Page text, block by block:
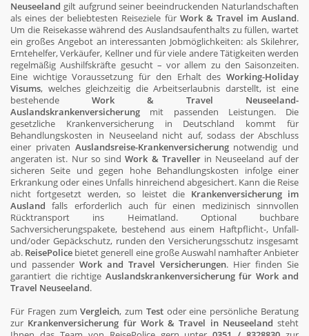
Neuseeland gilt aufgrund seiner beeindruckenden Naturlandschaften
als eines der beliebtesten Reiseziele für Work & Travel im Ausland.
Um die Reisekasse während des Auslandsaufenthalts zu füllen, wartet
ein großes Angebot an interessanten Jobmöglichkeiten: als Skilehrer,
Erntehelfer, Verkäufer, Kellner und für viele andere Tätigkeiten werden
regelmäßig Aushilfskräfte gesucht – vor allem zu den Saisonzeiten.
Eine wichtige Voraussetzung für den Erhalt des Working-Holiday
Visums, welches gleichzeitig die Arbeitserlaubnis darstellt, ist eine
bestehende Work & Travel Neuseeland-
Auslandskrankenversicherung mit passenden Leistungen. Die
gesetzliche Krankenversicherung in Deutschland kommt für
Behandlungskosten in Neuseeland nicht auf, sodass der Abschluss
einer privaten Auslandsreise-Krankenversicherungnotwendig und
angeraten ist. Nur so sindWork & Travellerin Neuseeland auf der
sicheren Seite und gegen hohe Behandlungskosten infolge einer
Erkrankung oder eines Unfalls hinreichend abgesichert. Kann die Reise
nicht fortgesetzt werden, so leistet die Krankenversicherung im
Ausland falls erforderlich auch für einen medizinisch sinnvollen
Rücktransport ins Heimatland. Optional buchbare
Sachversicherungspakete, bestehend aus einem Haftpflicht-, Unfall-
und/oder Gepäckschutz, runden den Versicherungsschutz insgesamt
ab. ReisePolice bietet generell eine große Auswahl namhafter Anbieter
und passender Work and Travel Versicherungen. Hier finden Sie
garantiert die richtige Auslandskrankenversicherung für Work and
Travel Neuseeland.
Für Fragen zumVergleich, zum Testoder eine persönliche Beratung
zur Krankenversicherung für Work & Travel in Neuseeland steht